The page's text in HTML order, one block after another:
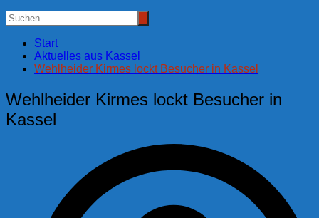
Start
Aktuelles aus Kassel
Wehlheider Kirmes lockt Besucher in Kassel
Wehlheider Kirmes lockt Besucher in
Kassel